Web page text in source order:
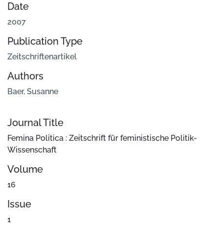
Date
2007
Publication Type
Zeitschriftenartikel
Authors
Baer, Susanne
Journal Title
Femina Politica : Zeitschrift für feministische Politik-
Wissenschaft
Volume
16
Issue
1